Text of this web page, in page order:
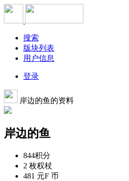
搜索
版块列表
用户信息
登录
岸边的鱼的资料
岸边的鱼
844积分
2 枚权杖
481 元F 币